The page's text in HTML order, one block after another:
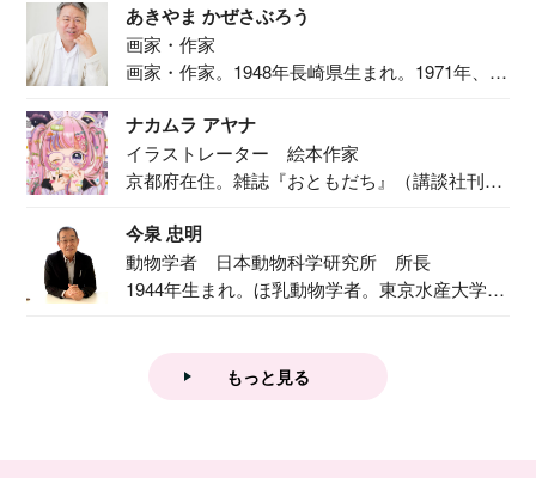
あきやま かぜさぶろう
画家・作家
画家・作家。1948年長崎県生まれ。1971年、
ナカムラ アヤナ
イラストレーター 絵本作家
京都府在住。雑誌『おともだち』（講談社刊）
今泉 忠明
動物学者 日本動物科学研究所 所長
1944年生まれ。ほ乳動物学者。東京水産大学卒
もっと見る